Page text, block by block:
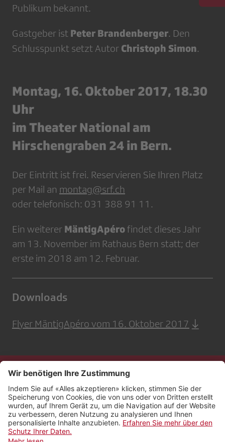
Publikum bekannt.
Gastgeber ist Peter Brandenberger. Den
Schlusspunkt setzt Autor Christoph Simon.
Montag, 16. Oktober 2017, 18.30
Uhr
im Theater National am
Hirschengraben 24 in Bern.
Der Eintritt ist frei. Reservieren Sie Ihren Platz
per Mail an montag@srf.ch
oder telefonisch: 031 388 91 11.
Ein weiterer MäntigApérofindet dieses Jahr
am 13. November im Rathaus Bern statt; der
erste im 2018 am 12. Februar.
Downloads
Flyer MäntigApéro vom 16. Oktober 2017
Kontakt
Impressum
Rechtliches
Netiquette